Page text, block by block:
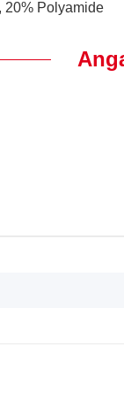
20% Polyamide